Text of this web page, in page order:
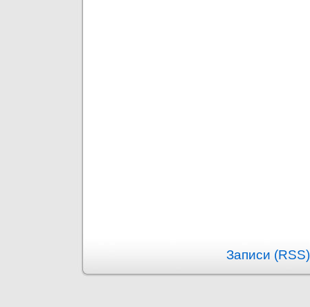
Записи (RSS)